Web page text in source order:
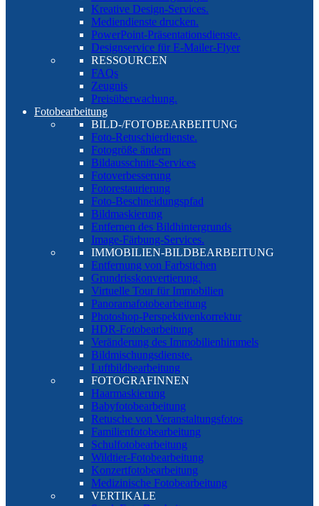
Kreative Design-Services.
Mediendienste drucken.
PowerPoint-Präsentationsdienste.
Designservice für E-Mailer-Flyer
RESSOURCEN
FAQs
Zeugnis
Preisüberwachung.
Fotobearbeitung
BILD-/FOTOBEARBEITUNG
Foto-Retuschierdienste.
Fotogröße ändern
Bildausschnitt-Services
Fotoverbesserung
Fotorestaurierung
Foto-Beschneidungspfad
Bildmaskierung
Entfernen des Bildhintergrunds
Image-Färbung-Services.
IMMOBILIEN-BILDBEARBEITUNG
Entfernung von Farbstichen
Grundrisskonvertierung.
Virtuelle Tour für Immobilien
Panoramafotobearbeitung
Photoshop-Perspektivenkorrektur
HDR-Fotobearbeitung
Veränderung des Immobilienhimmels
Bildmischungsdienste.
Luftbildbearbeitung
FOTOGRAFINNEN
Haarmaskierung
Babyfotobearbeitung
Retusche von Veranstaltungsfotos
Familienfotobearbeitung
Schulfotobearbeitung
Wildtier-Fotobearbeitung
Konzertfotobearbeitung
Medizinische Fotobearbeitung
VERTIKALE